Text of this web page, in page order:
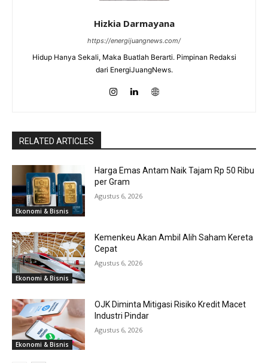
Hizkia Darmayana
https://energijuangnews.com/
Hidup Hanya Sekali, Maka Buatlah Berarti. Pimpinan Redaksi
dari EnergiJuangNews.
RELATED ARTICLES
Ekonomi & Bisnis
Harga Emas Antam Naik Tajam Rp 50 Ribu
per Gram
Agustus 6, 2026
Ekonomi & Bisnis
Kemenkeu Akan Ambil Alih Saham Kereta
Cepat
Agustus 6, 2026
Ekonomi & Bisnis
OJK Diminta Mitigasi Risiko Kredit Macet
Industri Pindar
Agustus 6, 2026